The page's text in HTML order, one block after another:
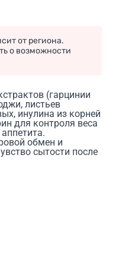
(гарцинии
листьев
инулина из корней
для контроля веса
обмен и
сытости после
от региона.
о возможности